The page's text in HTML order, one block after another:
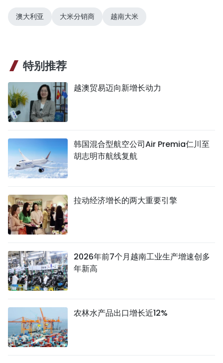
澳大利亚 大米分销商 越南大米
特别推荐
越澳贸易迈向新增长动力
韩国混合型航空公司Air Premia仁川至
胡志明市航线复航
拉动经济增长的两大重要引擎
2026年前7个月越南工业生产增速创多
年新高
农林水产品出口增长近12%